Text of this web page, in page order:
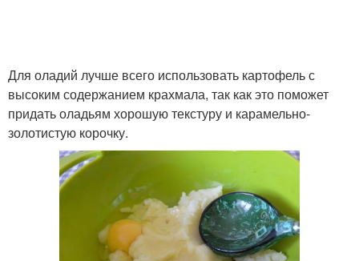
Для оладий лучше всего использовать картофель с
высоким содержанием крахмала, так как это поможет
придать оладьям хорошую текстуру и карамельно-
золотистую корочку.